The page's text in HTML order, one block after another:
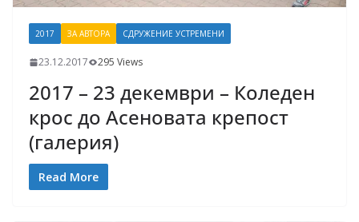
2017 ЗА АВТОРА СДРУЖЕНИЕ УСТРЕМЕНИ
23.12.2017 295 Views
2017 – 23 декември – Коледен
крос до Асеновата крепост
(галерия)
Read More